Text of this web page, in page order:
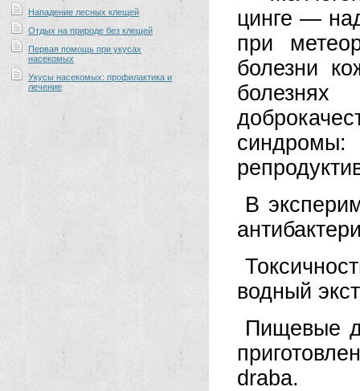
Нападение лесных клещей
Отдых на природе без клещей
Первая помощь при укусах
насекомых
Укусы насекомых: профилактика и
лечение
цинге —
при
болезни
В
водный
Пищевые
draba.